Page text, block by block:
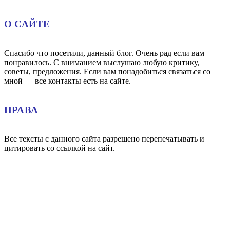
О САЙТЕ
Спасибо что посетили, данный блог. Очень рад если вам
понравилось. С вниманием выслушаю любую критику,
советы, предложения. Если вам понадобиться связаться со
мной — все контакты есть на сайте.
ПРАВА
Все тексты с данного сайта разрешено перепечатывать и
цитировать со ссылкой на сайт.